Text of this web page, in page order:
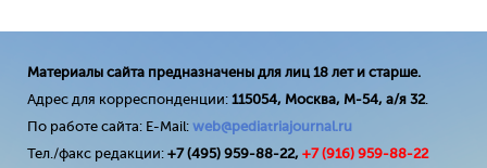
Материалы сайта предназначены для лиц 18 лет и старше.
Адрес для корреспонденции: 115054, Москва, М-54, а/я 32.
По работе сайта: E-Mail: web@pediatriajournal.ru
Тел./факс редакции: +7 (495) 959-88-22, +7 (916) 959-88-22